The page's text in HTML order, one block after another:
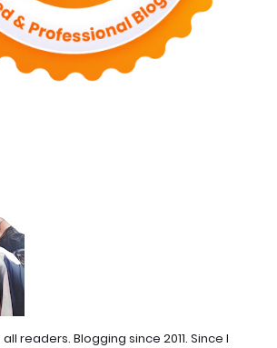
readers. Blogging since 2011. Since I